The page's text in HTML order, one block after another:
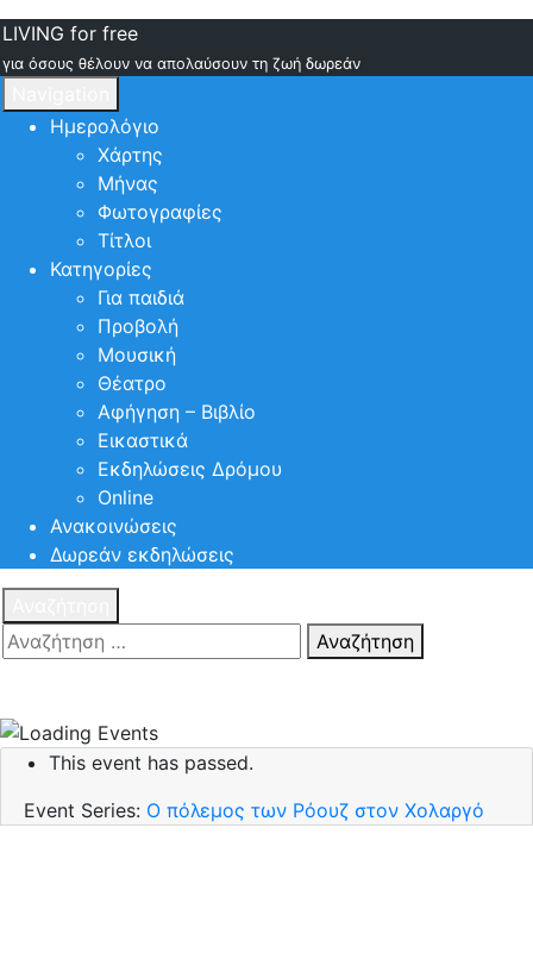
LIVING for free
για όσους θέλουν να απολαύσουν τη ζωή δωρεάν
Ημερολόγιο
Χάρτης
Μήνας
Φωτογραφίες
Τίτλοι
Κατηγορίες
Για παιδιά
Προβολή
Μουσική
Θέατρο
Αφήγηση – Βιβλίο
Εικαστικά
Εκδηλώσεις Δρόμου
Online
Ανακοινώσεις
Δωρεάν εκδηλώσεις
Αναζήτηση
This event has passed.
Event Series: Ο πόλεμος των Ρόουζ στον Χολαργό